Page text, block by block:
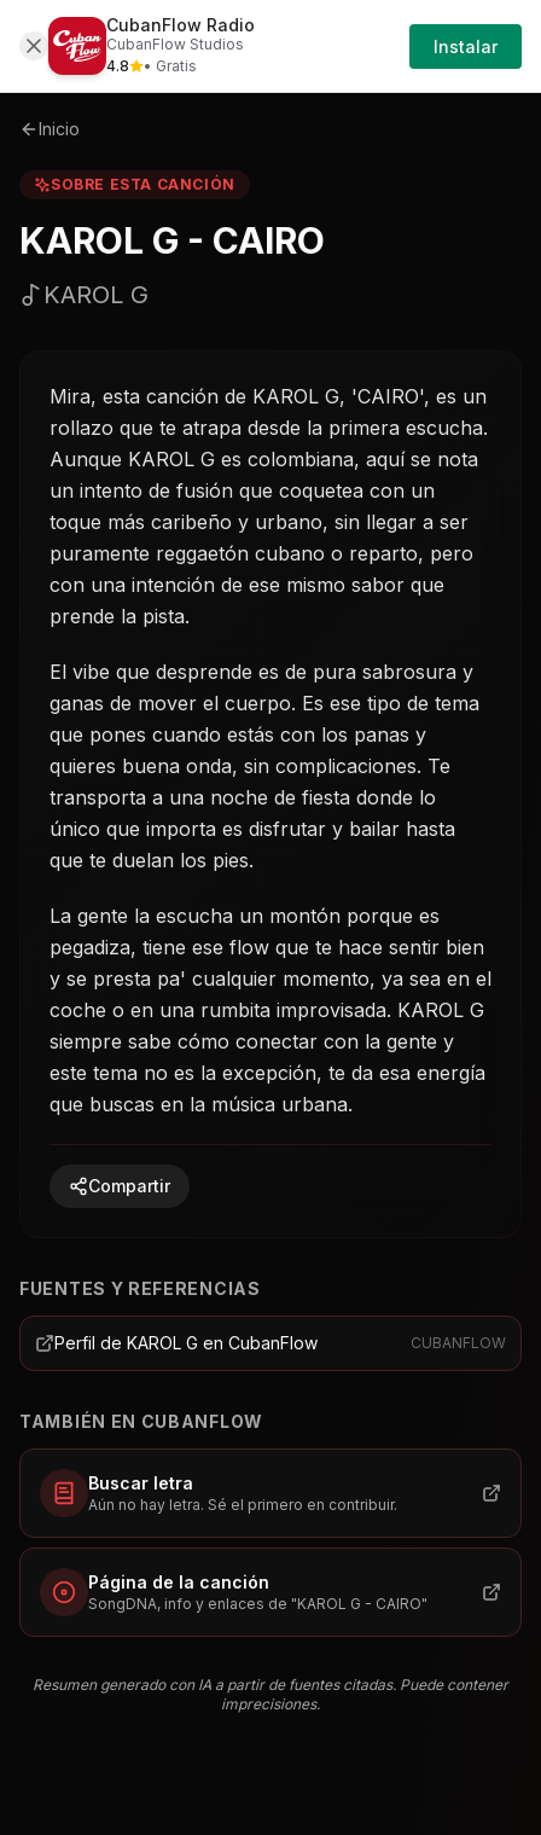
Sobre Karol-g---cairo-karol-g
Iniciar
Sesión
Inicio
SOBRE ESTA CANCIÓN
KAROL G - CAIRO
KAROL G
Mira, esta canción de KAROL G, 'CAIRO', es un
rollazo que te atrapa desde la primera escucha.
Aunque KAROL G es colombiana, aquí se nota
un intento de fusión que coquetea con un
toque más caribeño y urbano, sin llegar a ser
puramente reggaetón cubano o reparto, pero
con una intención de ese mismo sabor que
prende la pista.
El vibe que desprende es de pura sabrosura y
ganas de mover el cuerpo. Es ese tipo de tema
que pones cuando estás con los panas y
quieres buena onda, sin complicaciones. Te
transporta a una noche de fiesta donde lo
único que importa es disfrutar y bailar hasta
que te duelan los pies.
La gente la escucha un montón porque es
pegadiza, tiene ese flow que te hace sentir bien
y se presta pa' cualquier momento, ya sea en el
coche o en una rumbita improvisada. KAROL G
siempre sabe cómo conectar con la gente y
este tema no es la excepción, te da esa energía
que buscas en la música urbana.
Compartir
FUENTES Y REFERENCIAS
Perfil de KAROL G en CubanFlow CUBANFLOW
TAMBIÉN EN CUBANFLOW
Buscar letra
Aún no hay letra. Sé el primero en contribuir.
Página de la canción
SongDNA, info y enlaces de "KAROL G - CAIRO"
Resumen generado con IA a partir de fuentes citadas. Puede contener
imprecisiones.
CubanFlow Radio
CubanFlow Studios
4.8
• Gratis
Instalar